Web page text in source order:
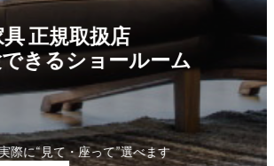
正規取扱店
きるショールーム
際に“見て・座って”選べます